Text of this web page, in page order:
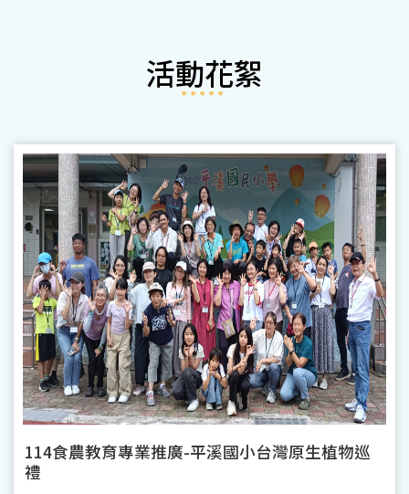
活動花絮
114食農教育專業推廣-平溪國小台灣原生植物巡
禮